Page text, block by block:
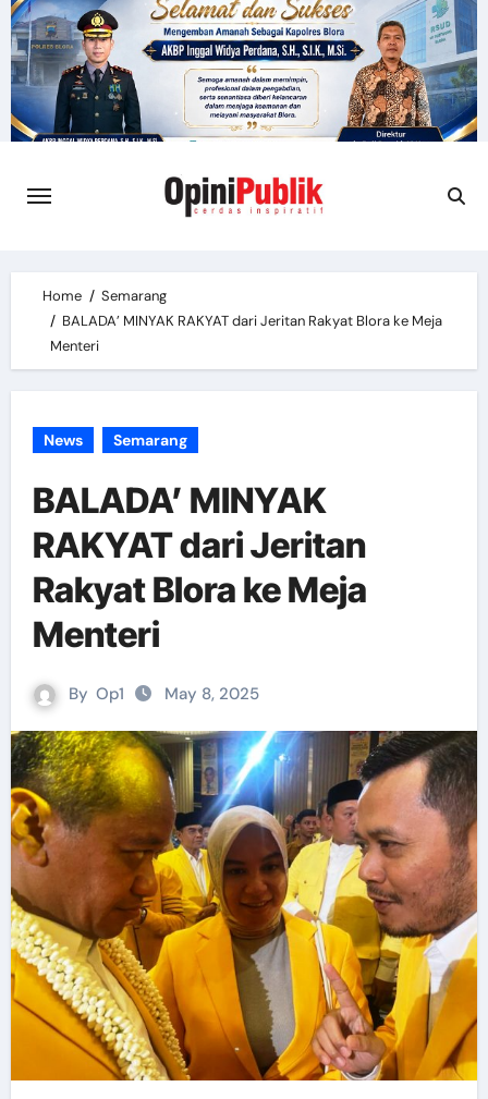
Skip
to
content
Home
Semarang
BALADA’ MINYAK RAKYAT dari Jeritan Rakyat Blora ke Meja
Menteri
News Semarang
BALADA’ MINYAK
RAKYAT dari Jeritan
Rakyat Blora ke Meja
Menteri
By Op1 May 8, 2025